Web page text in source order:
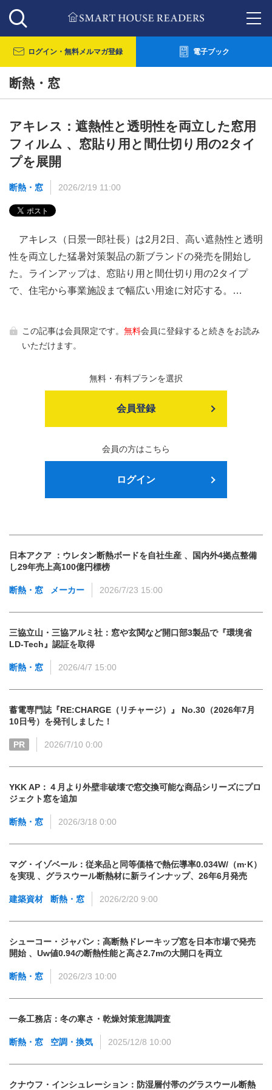
ログイン・ 無料メルマガ登録 電子ブック
断熱・窓
アキレス：遮熱性と透明性を両立した窓用
フィルム 、窓貼り用と間仕切り用の2タイ
プを展開
断熱・窓 2026/2/19 11:00
アキレス（日景一郎社長）は2月2日、高い遮熱性と透明
性を両立した猛暑対策製品の新ブランドの発売を開始し
た。ラインアップは、窓貼り用と間仕切り用の2タイプ
で、住宅から事業施設まで幅広い用途に対応する。…
この記事は会員限定です。 無料会員に登録すると続きをお読み
いただけます。
無料・有料プランを選択
会員登録
会員の方はこちら
ログイン
日本アクア ：ウレタン断熱ボードを自社生産 、国内外4拠点整備
し29年売上高100億円標榜
断熱・窓 メーカー 2026/7/23 15:00
三協立山・三協アルミ社：窓や玄関など開口部3製品で『環境省
LD-Tech』認証を取得
断熱・窓 2026/4/7 15:00
蓄電専門誌『RE:CHARGE（リチャージ）』 No.30（2026年7月
10日号）を発刊しました！
PR 2026/7/10 0:00
YKK AP：４月より外壁非破壊で窓交換可能な商品シリーズにプロ
ジェクト窓を追加
断熱・窓 2026/3/18 0:00
マグ・イゾベール：従来品と同等価格で熱伝導率0.034W/（m·K）
を実現 、グラスウール断熱材に新ラインナップ、26年6月発売
建築資材 断熱・窓 2026/2/20 9:00
シューコー・ジャパン：高断熱ドレーキップ窓を日本市場で発売
開始 、Uw値0.94の断熱性能と高さ2.7mの大開口を両立
断熱・窓 2026/2/3 10:00
一条工務店：冬の寒さ・乾燥対策意識調査
断熱・窓 空調・換気 2025/12/8 10:00
クナウフ・インシュレーション：防湿層付帯のグラスウール断熱